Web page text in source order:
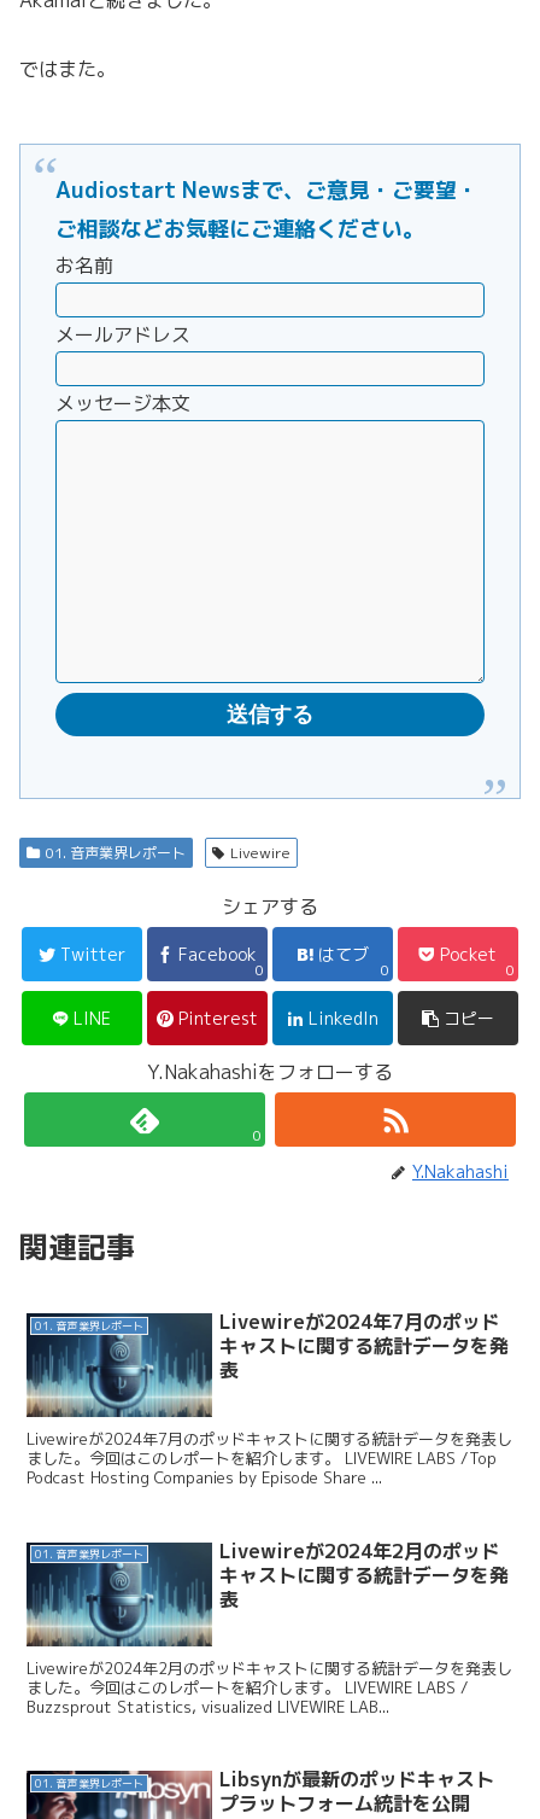
ではまた。
Audiostart Newsまで、ご意見・ご要望・
ご相談などお気軽にご連絡ください。
お名前
メールアドレス
メッセージ本文
01. 音声業界レポート Livewire
シェアする
Twitter Facebook
0
はてブ
0
Pocket
0
LINE Pinterest LinkedIn コピー
Y.Nakahashiをフォローする
0
Y.Nakahashi
関連記事
01. 音声業界レポート
Livewireが2024年7月のポッド
キャストに関する統計データを発
表
Livewireが2024年7月のポッドキャストに関する統計データを発表し
ました。今回はこのレポートを紹介します。 LIVEWIRE LABS /Top
Podcast Hosting Companies by Episode Share ...
01. 音声業界レポート
Livewireが2024年2月のポッド
キャストに関する統計データを発
表
Livewireが2024年2月のポッドキャストに関する統計データを発表し
ました。今回はこのレポートを紹介します。 LIVEWIRE LABS /
Buzzsprout Statistics, visualized LIVEWIRE LAB...
01. 音声業界レポート
Libsynが最新のポッドキャスト
プラットフォーム統計を公開